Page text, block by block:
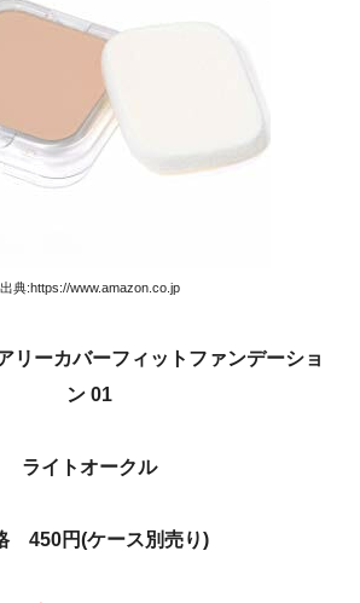
出典:https://www.amazon.co.jp
ーカバーフィットファンデーショ
ン 01
ライトオークル
450円(ケース別売り)